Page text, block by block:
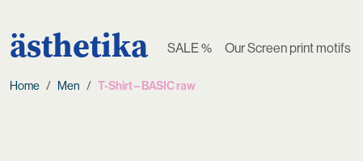
ästhetika SALE % Our Screen print motifs
Home Men T-Shirt – BASIC raw